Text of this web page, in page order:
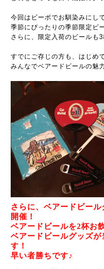
今回はビーボでお馴染みにし
季節にぴったりの季節限定ビ
さらに、限定入荷のビールも
すでにご存じの方も、はじめ
みんなでベアードビールの魅
さらに、ベアードビー
開催！
ベアードビールを2杯お
ベアードビールグッズ
す！
早い者勝ちです♪